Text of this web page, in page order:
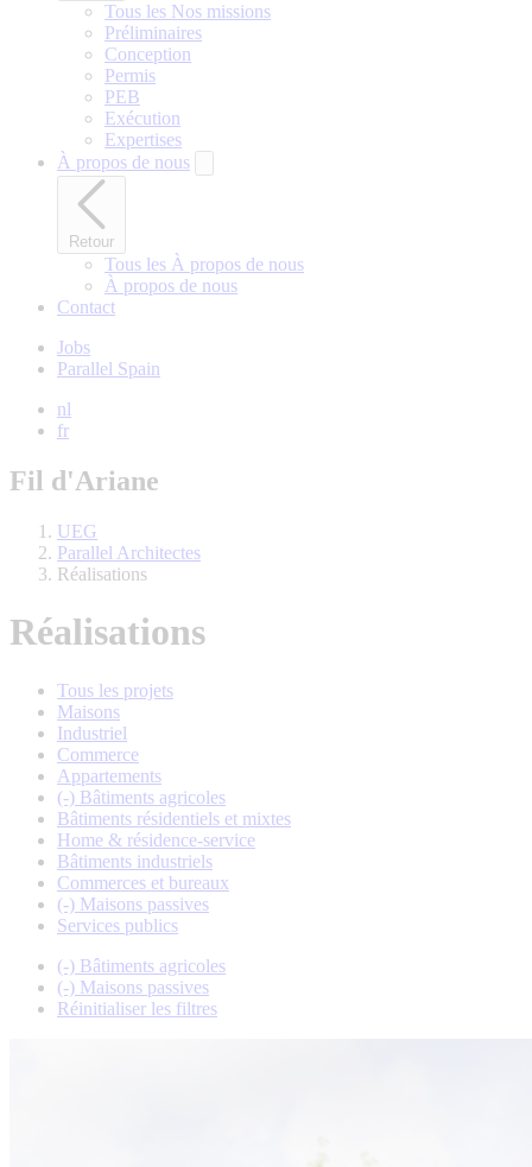
Tous les Nos missions
Préliminaires
Conception
Permis
PEB
Exécution
Expertises
À propos de nous
Retour
Tous les À propos de nous
À propos de nous
Contact
Jobs
Parallel Spain
nl
fr
Fil d'Ariane
UEG
Parallel Architectes
Réalisations
Réalisations
Tous les projets
Maisons
Industriel
Commerce
Appartements
(-) Bâtiments agricoles
Bâtiments résidentiels et mixtes
Home & résidence-service
Bâtiments industriels
Commerces et bureaux
(-) Maisons passives
Services publics
(-) Bâtiments agricoles
(-) Maisons passives
Réinitialiser les filtres